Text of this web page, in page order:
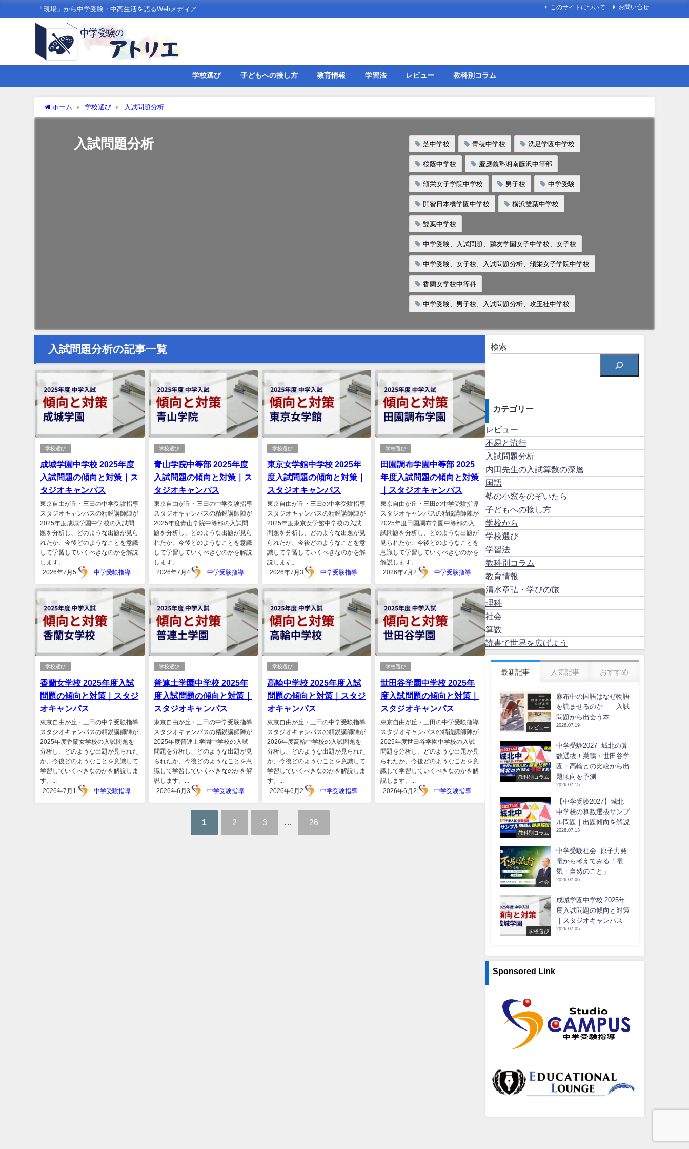
「現場」から中学受験・中高生活を語るWebメディア このサイトについて お問い合せ
学校選び 子どもへの接し方 教育情報 学習法 レビュー 教科別コラム
ホーム 学校選び 入試問題分析
入試問題分析 芝中学校 青稜中学校 洗足学園中学校
桜蔭中学校 慶應義塾湘南藤沢中等部
頌栄女子学院中学校 男子校 中学受験
開智日本橋学園中学校 横浜雙葉中学校
雙葉中学校
中学受験、入試問題、鷗友学園女子中学校、女子校
中学受験、女子校、入試問題分析、頌栄女子学院中学校
香蘭女学校中等科
中学受験、男子校、入試問題分析、攻玉社中学校
入試問題分析の記事一覧
学校選び
成城学園中学校 2025年度
入試問題の傾向と対策｜ス
タジオキャンパス
東京自由が丘・三田の中学受験指導
スタジオキャンパスの精鋭講師陣が
2025年度成城学園中学校の入試問
題を分析し、どのような出題が見ら
れたか、今後どのようなことを意識
して学習していくべきなのかを解説
します。...
2026年7月5日
中学受験指導スタジオキャンパス
学校選び
青山学院中等部 2025年度
入試問題の傾向と対策｜ス
タジオキャンパス
東京自由が丘・三田の中学受験指導
スタジオキャンパスの精鋭講師陣が
2025年度青山学院中等部の入試問
題を分析し、どのような出題が見ら
れたか、今後どのようなことを意識
して学習していくべきなのかを解説
します。...
2026年7月4日
中学受験指導スタジオキャンパス
学校選び
東京女学館中学校 2025年
度入試問題の傾向と対策｜
スタジオキャンパス
東京自由が丘・三田の中学受験指導
スタジオキャンパスの精鋭講師陣が
2025年度東京女学館中学校の入試
問題を分析し、どのような出題が見
られたか、今後どのようなことを意
識して学習していくべきなのかを解
説します。...
2026年7月3日
学校選び
田園調布学園中等部 2025
年度入試問題の傾向と対策
｜スタジオキャンパス
東京自由が丘・三田の中学受験指導
スタジオキャンパスの精鋭講師陣が
2025年度田園調布学園中等部の入
試問題を分析し、どのような出題が
見られたか、今後どのようなことを
意識して学習していくべきなのかを
解説します。...
2026年7月2日
中学受験指導スタジオキャンパス
学校選び
香蘭女学校 2025年度入試
問題の傾向と対策｜スタジ
オキャンパス
東京自由が丘・三田の中学受験指導
スタジオキャンパスの精鋭講師陣が
2025年度香蘭女学校の入試問題を
分析し、どのような出題が見られた
か、今後どのようなことを意識して
学習していくべきなのかを解説しま
す。...
2026年7月1日
中学受験指導スタジオキャンパス
学校選び
普連土学園中学校 2025年
度入試問題の傾向と対策｜
スタジオキャンパス
東京自由が丘・三田の中学受験指導
スタジオキャンパスの精鋭講師陣が
2025年度普連土学園中学校の入試
問題を分析し、どのような出題が見
られたか、今後どのようなことを意
識して学習していくべきなのかを解
説します。...
2026年6月30日
中学受験指導スタジオキャンパス
学校選び
高輪中学校 2025年度入試
問題の傾向と対策｜スタジ
オキャンパス
東京自由が丘・三田の中学受験指導
スタジオキャンパスの精鋭講師陣が
2026年度高輪中学校の入試問題を
分析し、どのような出題が見られた
か、今後どのようなことを意識して
学習していくべきなのかを解説しま
す。...
2026年6月29日
学校選び
世田谷学園中学校 2025年
度入試問題の傾向と対策｜
スタジオキャンパス
東京自由が丘・三田の中学受験指導
スタジオキャンパスの精鋭講師陣が
2025年度世田谷学園中学校の入試
問題を分析し、どのような出題が見
られたか、今後どのようなことを意
識して学習していくべきなのかを解
説します。...
2026年6月28日
中学受験指導スタジオキャンパス
1 2 3 26
検索
カテゴリー
レビュー
不易と流行
入試問題分析
内田先生の入試算数の深層
国語
塾の小窓をのぞいたら
子どもへの接し方
学校から
学校選び
学習法
教科別コラム
教育情報
清水章弘・学びの旅
理科
社会
算数
読書で世界を広げよう
最新記事 人気記事 おすすめ
レビュー
麻布中の国語はなぜ物語
を読ませるのか――入試
問題から出会う本
2026.07.19
教科別コラム
中学受験2027│城北の算
数選抜！巣鴨・世田谷学
園・高輪との比較から出
題傾向を予測
2026.07.15
教科別コラム
【中学受験2027】城北
中学校の算数選抜サンプ
ル問題｜出題傾向を解説
2026.07.13
社会
中学受験社会│原子力発
電から考えてみる「電
気・自然のこと」
2026.07.06
学校選び
成城学園中学校 2025年
度入試問題の傾向と対策
｜スタジオキャンパス
2026.07.05
Sponsored Link